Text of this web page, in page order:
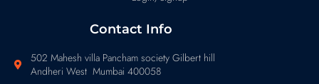
Contact Info
502 Mahesh villa Pancham society Gilbert hill
Andheri West Mumbai 400058